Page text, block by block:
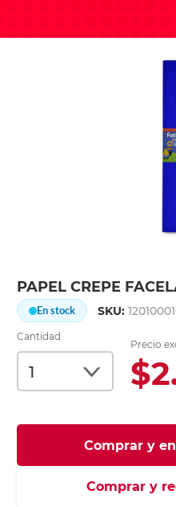
PAPEL CREPE
En stock SKU:
Cantidad
Precio
Comprar y
Comprar y